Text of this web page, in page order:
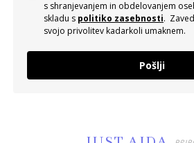
s shranjevanjem in obdelovanjem
skladu s politiko zasebnosti.
svojo privolitev kadarkoli umaknem.
Pošlji